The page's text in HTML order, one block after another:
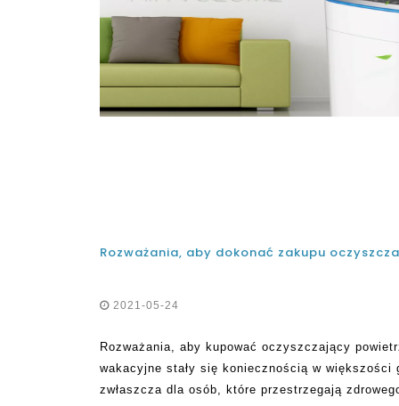
Rozważania, aby dokonać zakupu
2021-05-24
Rozważania, aby kupować oczyszczający
wakacyjne stały się koniecznością w większości
zwłaszcza dla osób, które przestrzegają